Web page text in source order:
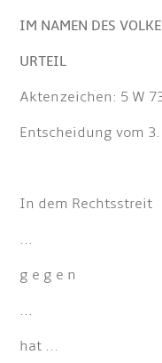
IM NAMEN DES
URTEIL
Aktenzeichen: 5 W
Entscheidung vom
In dem Rechtsstreit
...
g e g e n
...
hat ...